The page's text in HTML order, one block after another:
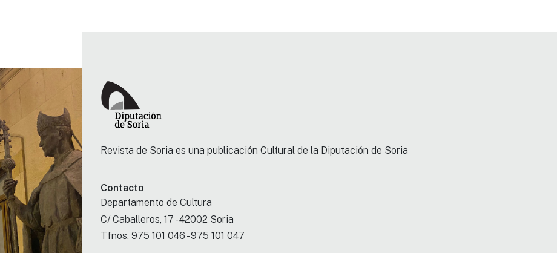
Revista de Soria es una publicación Cultural de la Diputación de Soria
Contacto
Departamento de Cultura
C/ Caballeros, 17 - 42002 Soria
Tfnos. 975 101 046 - 975 101 047